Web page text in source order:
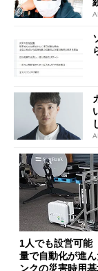
1人でも設営可
量で自動化が進
ンクの災害時用